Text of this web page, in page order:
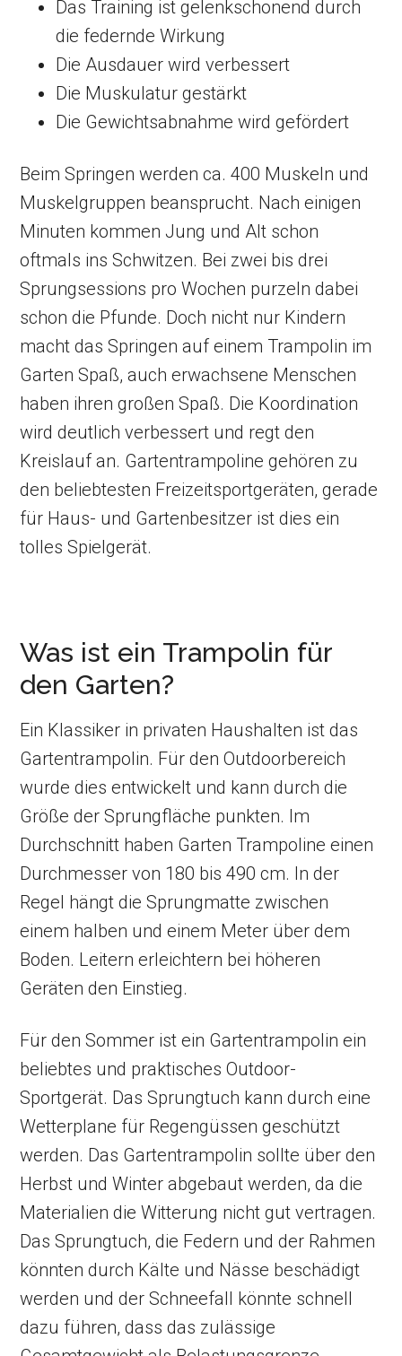
Das Training ist gelenkschonend durch
die federnde Wirkung
Die Ausdauer wird verbessert
Die Muskulatur gestärkt
Die Gewichtsabnahme wird gefördert
Beim Springen werden ca. 400 Muskeln und
Muskelgruppen beansprucht. Nach einigen
Minuten kommen Jung und Alt schon
oftmals ins Schwitzen. Bei zwei bis drei
Sprungsessions pro Wochen purzeln dabei
schon die Pfunde. Doch nicht nur Kindern
macht das Springen auf einem Trampolin im
Garten Spaß, auch erwachsene Menschen
haben ihren großen Spaß. Die Koordination
wird deutlich verbessert und regt den
Kreislauf an. Gartentrampoline gehören zu
den beliebtesten Freizeitsportgeräten, gerade
für Haus- und Gartenbesitzer ist dies ein
tolles Spielgerät.
Was ist ein Trampolin für
den Garten?
Ein Klassiker in privaten Haushalten ist das
Gartentrampolin. Für den Outdoorbereich
wurde dies entwickelt und kann durch die
Größe der Sprungfläche punkten. Im
Durchschnitt haben Garten Trampoline einen
Durchmesser von 180 bis 490 cm. In der
Regel hängt die Sprungmatte zwischen
einem halben und einem Meter über dem
Boden. Leitern erleichtern bei höheren
Geräten den Einstieg.
Für den Sommer ist ein Gartentrampolin ein
beliebtes und praktisches Outdoor-
Sportgerät. Das Sprungtuch kann durch eine
Wetterplane für Regengüssen geschützt
werden. Das Gartentrampolin sollte über den
Herbst und Winter abgebaut werden, da die
Materialien die Witterung nicht gut vertragen.
Das Sprungtuch, die Federn und der Rahmen
könnten durch Kälte und Nässe beschädigt
werden und der Schneefall könnte schnell
dazu führen, dass das zulässige